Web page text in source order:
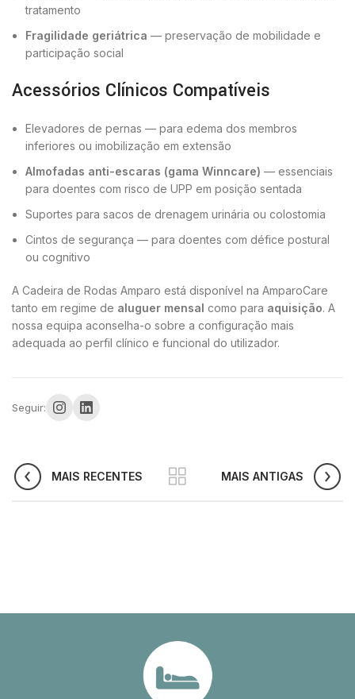
tratamento
Fragilidade geriátrica — preservação de mobilidade e
participação social
Acessórios Clínicos Compatíveis
Elevadores de pernas — para edema dos membros
inferiores ou imobilização em extensão
Almofadas anti-escaras (gama Winncare) — essenciais
para doentes com risco de UPP em posição sentada
Suportes para sacos de drenagem urinária ou colostomia
Cintos de segurança — para doentes com défice postural
ou cognitivo
A Cadeira de Rodas Amparo está disponível na AmparoCare
tanto em regime de aluguer mensal como para aquisição. A
nossa equipa aconselha-o sobre a configuração mais
adequada ao perfil clínico e funcional do utilizador.
Seguir:
MAIS RECENTES MAIS ANTIGAS